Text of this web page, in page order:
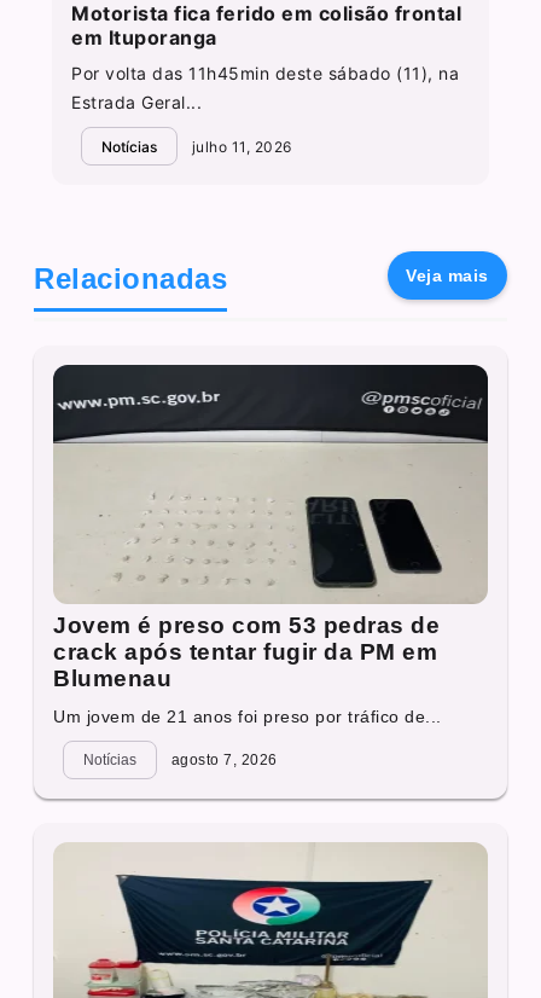
Motorista fica ferido em colisão frontal
em Ituporanga
Por volta das 11h45min deste sábado (11), na
Estrada Geral...
Notícias julho 11, 2026
Relacionadas Veja mais
Jovem é preso com 53 pedras de
crack após tentar fugir da PM em
Blumenau
Um jovem de 21 anos foi preso por tráfico de...
Notícias agosto 7, 2026